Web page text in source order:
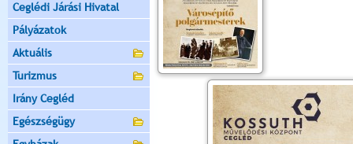
Ceglédi Járási Hivatal
Pályázatok
Aktuális
Turizmus
Irány Cegléd
Egészségügy